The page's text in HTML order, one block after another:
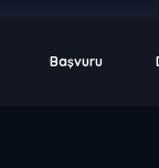
Başvuru